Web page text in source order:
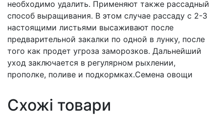
необходимо удалить. Применяют также рассадный
способ выращивания. В этом случае рассаду с 2-3
настоящими листьями высаживают после
предварительной закалки по одной в лунку, после
того как продет угроза заморозков. Дальнейший
уход заключается в регулярном рыхлении,
прополке, поливе и подкормках.Семена овощи
Схожі товари